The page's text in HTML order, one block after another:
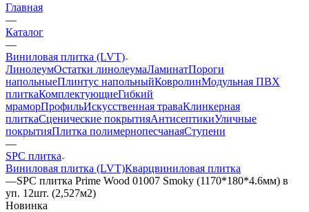
Главная
—
Каталог
—
Виниловая плитка (LVT)
ЛинолеумОстатки линолеумаЛаминатПороги
напольныеПлинтус напольныйКовролинМодульная ПВХ
плиткаКомплектующиеГибкий
мраморПрофильИскусственная траваКлинкерная
плиткаСценические покрытияАнтисептикиУличные
покрытияПлитка полимернопесчанаяСтупени
—
SPC плитка
Виниловая плитка (LVT)Кварцвиниловая плитка
—SPC плитка Prime Wood 01007 Smoky (1170*180*4.6мм) в
уп. 12шт. (2,527м2)
Новинка